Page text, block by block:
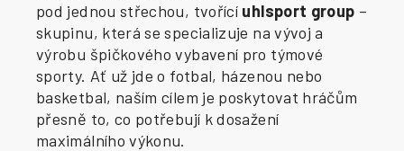
pod jednou střechou, tvořící uhlsport group –
skupinu, která se specializuje na vývoj a
výrobu špičkového vybavení pro týmové
sporty. Ať už jde o fotbal, házenou nebo
basketbal, naším cílem je poskytovat hráčům
přesně to, co potřebují k dosažení
maximálního výkonu.